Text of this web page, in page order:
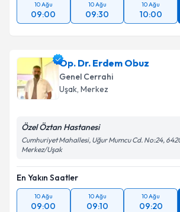
10 Ağu
09:00
10 Ağu
09:30
10 Ağu
10:00
Op. Dr. Erdem Obuz
Genel Cerrahi
Uşak, Merkez
Özel Öztan Hastanesi
Cumhuriyet Mahallesi, Uğur Mumcu Cd. No:24,
Merkez/Uşak
En Yakın Saatler
10 Ağu
09:00
10 Ağu
09:10
10 Ağu
09:20